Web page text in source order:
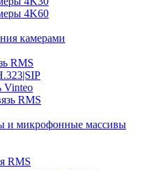
4K60
камерами
RMS
Vinteo
RMS
и микрофонные массивы
RMS